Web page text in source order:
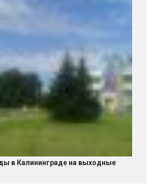
в Калининграде на выходные